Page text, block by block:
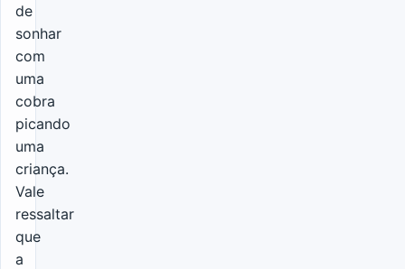
de
sonhar
com
uma
cobra
picando
uma
criança.
Vale
ressaltar
que
a